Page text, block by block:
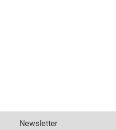
Newsletter